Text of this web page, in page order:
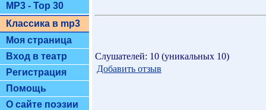
MP3 - Top 30
Классика в mp3
Моя страница
Вход в театр
Регистрация
Помощь
О сайте поэзии
Слушателей: 10 (уникальных 10)
Добавить отзыв